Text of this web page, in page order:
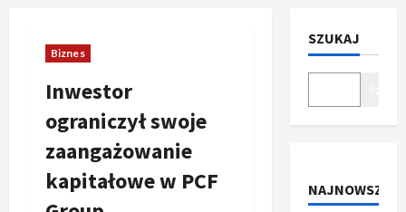
Biznes
Inwestor
ograniczył swoje
zaangażowanie
kapitałowe w PCF
SZUKAJ
NAJNOWSZE